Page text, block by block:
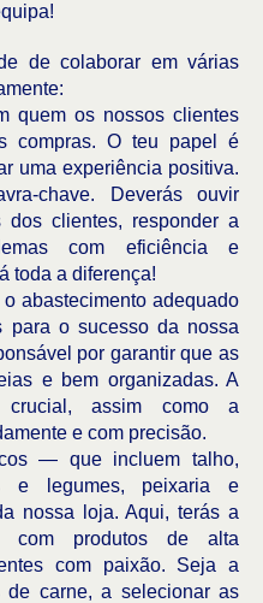
de colaborar em várias
quem os nossos clientes
compras. O teu papel é
uma experiência positiva.
chave. Deverás ouvir
dos clientes, responder a
com eficiência e
toda a diferença!
abastecimento adequado
para o sucesso da nossa
por garantir que as
e bem organizadas. A
assim como a
e com precisão.
— que incluem talho,
e legumes, peixaria e
nossa loja. Aqui, terás a
com produtos de alta
com paixão. Seja a
de carne, a selecionar as